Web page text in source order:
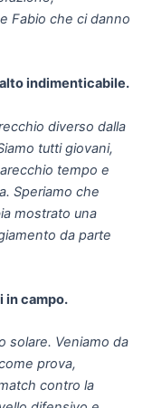
Fabio che ci danno
indimenticabile.
diverso dalla
tutti giovani,
tempo e
Speriamo che
mostrato una
da parte
campo.
solare. Veniamo da
prova,
contro la
difensivo e